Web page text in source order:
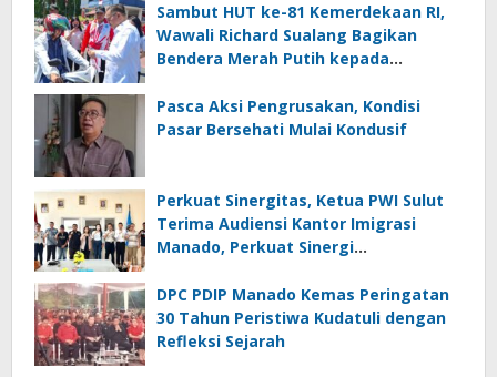
Sambut HUT ke-81 Kemerdekaan RI,
Wawali Richard Sualang Bagikan
Bendera Merah Putih kepada
Pasca Aksi Pengrusakan, Kondisi
Pasar Bersehati Mulai Kondusif
Perkuat Sinergitas, Ketua PWI Sulut
Terima Audiensi Kantor Imigrasi
Manado, Perkuat Sinergi
Keimigrasian
DPC PDIP Manado Kemas Peringatan
30 Tahun Peristiwa Kudatuli dengan
Refleksi Sejarah